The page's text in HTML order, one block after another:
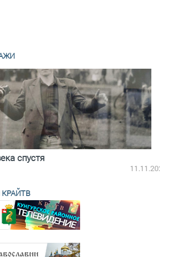
спустя
11.11.2025